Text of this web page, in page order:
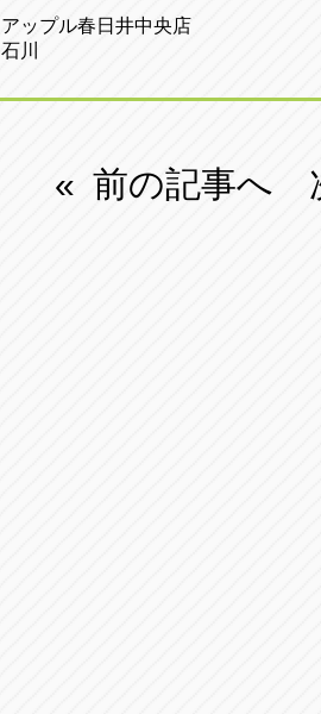
アップル春日井中央店
石川
« 前の記事へ